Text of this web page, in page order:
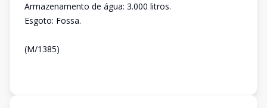
Armazenamento de água: 3.000 litros.
Esgoto: Fossa.
(M/1385)